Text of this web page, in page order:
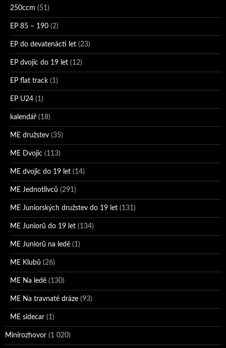
250ccm (51)
EP 85 – 190 (2)
EP do devatenácti let (23)
EP dvojic do 19 let (12)
EP flat track (1)
EP U24 (1)
kalendář (18)
ME družstev (35)
ME Dvojic (113)
ME dvojic do 19 let (14)
ME Jednotlivců (291)
ME Juniorských družstev do 19 let (131)
ME Juniorů do 19 let (134)
ME Juniorů na ledě (1)
ME Klubů (26)
ME Na ledě (130)
ME Na travnaté dráze (93)
ME sidecar (1)
Minirozhovor (1 020)